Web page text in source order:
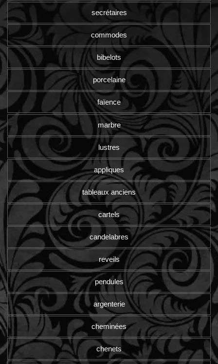
secrétaires
commodes
bibelots
porcelaine
faïence
marbre
lustres
appliques
tableaux anciens
cartels
candelabres
reveils
pendules
argenterie
cheminées
chenets